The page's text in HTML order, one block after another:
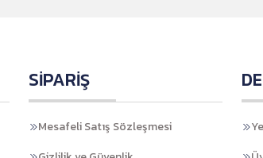
SİPARİŞ
Mesafeli Satış Sözleşmesi